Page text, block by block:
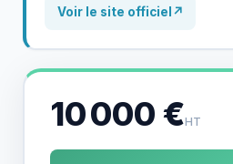
Voir le site officiel ↗
10 000 €HT